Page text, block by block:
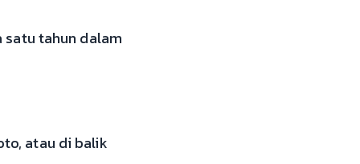
satu tahun dalam
atau di balik